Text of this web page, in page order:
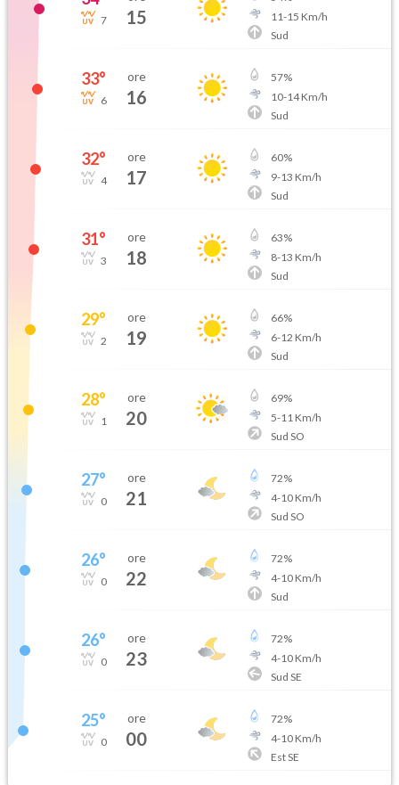
7 15
11-15 Km/h
Sud
33°
6
ore
16
57%
10-14Km/h
Sud
32°
4
ore
17
60%
9-13 Km/h
Sud
31°
3
ore
18
63%
8-13 Km/h
Sud
29°
2
ore
19
66%
6-12 Km/h
Sud
28°
1
ore
20
69%
5-11 Km/h
Sud SO
27°
0
ore
21
72%
4-10Km/h
Sud SO
26°
0
ore
22
72%
4-10Km/h
Sud
26°
0
ore
23
72%
4-10Km/h
Sud SE
25°
0
ore
00
72%
4-10Km/h
Est SE